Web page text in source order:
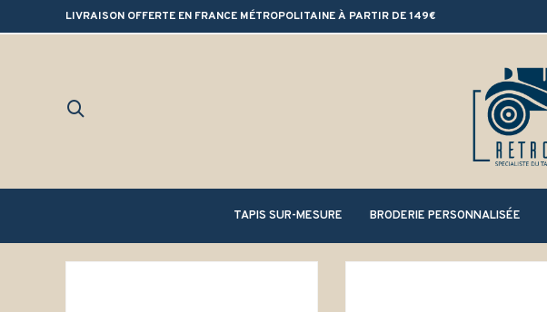
LIVRAISON OFFERTE EN FRANCE MÉTROPOLITAINE À PARTIR DE 149€
TAPIS SUR-MESURE BRODERIE PERSONNALISÉE